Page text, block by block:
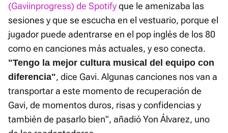
(Gaviinprogress) de Spotifyque le amenizaba las
sesiones y que se escucha en el vestuario, porque el
jugador puede adentrarse en el pop inglés de los 80
como en canciones más actuales, y eso conecta.
"Tengo la mejor cultura musical del equipo con
diferencia", dice Gavi. Algunas canciones nos van a
transportar a este momento de recuperación de
Gavi, de momentos duros, risas y confidencias y
también de pasarlo bien", añadió Yon Álvarez, uno